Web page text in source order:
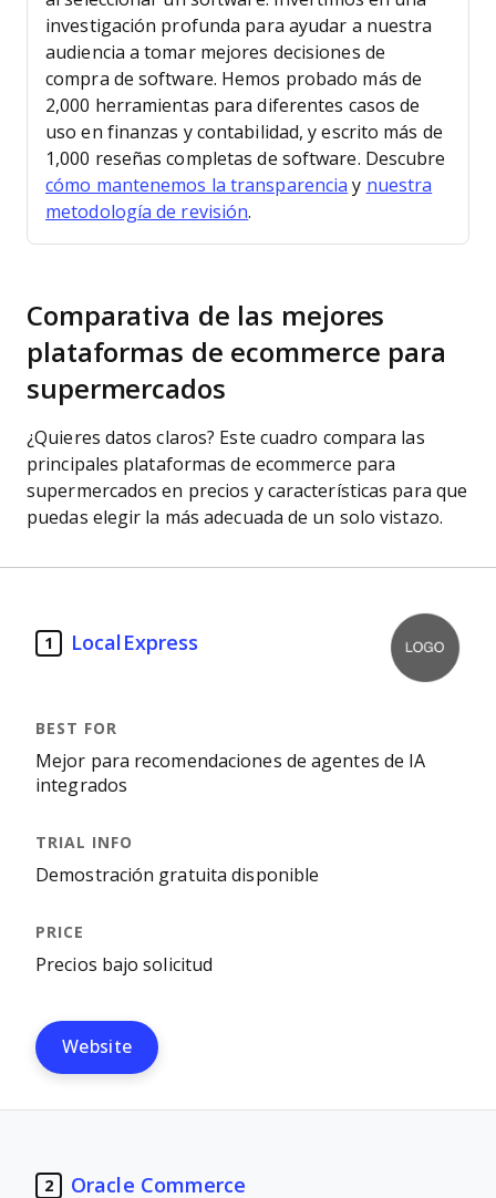
investigación profunda para ayudar a nuestra
audiencia a tomar mejores decisiones de
compra de software. Hemos probado más de
2,000 herramientas para diferentes casos de
uso en finanzas y contabilidad, y escrito más de
1,000 reseñas completas de software. Descubre
cómo mantenemos la transparencia y nuestra
metodología de revisión.
Comparativa de las mejores
plataformas de ecommerce para
supermercados
¿Quieres datos claros? Este cuadro compara las
principales plataformas de ecommerce para
supermercados en precios y características para que
puedas elegir la más adecuada de un solo vistazo.
1 LocalExpress
Mejor para recomendaciones de agentes de IA
integrados
Demostración gratuita disponible
Precios bajo solicitud
Website
2 Oracle Commerce